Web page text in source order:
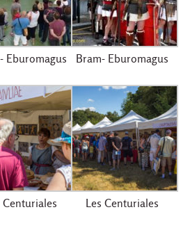
Eburomagus Bram- Eburomagus
Centuriales Les Centuriales